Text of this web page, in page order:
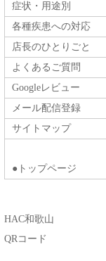
症状・用途別
各種疾患への対応
店長のひとりごと
よくあるご質問
Googleレビュー
メール配信登録
サイトマップ
●トップページ
HAC和歌山
QRコード